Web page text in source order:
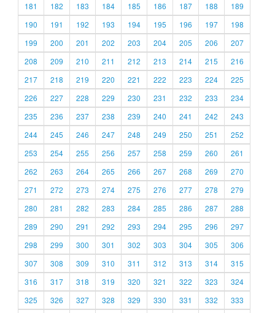
181
182 183 184 185 186 187 188
189
190
191 192 193 194 195 196 197
198
199
200 201 202 203 204 205 206
207
208
209 210 211 212 213 214 215
216
217
218 219 220 221 222 223 224
225
226
227 228 229 230 231 232 233
234
235
236 237 238 239 240 241 242
243
244
245 246 247 248 249 250 251
252
253
254 255 256 257 258 259 260
261
262
263 264 265 266 267 268 269
270
271
272 273 274 275 276 277 278
279
280
281 282 283 284 285 286 287
288
289
290 291 292 293 294 295 296
297
298
299 300 301 302 303 304 305
306
307
308 309 310 311 312 313 314
315
316
317 318 319 320 321 322 323
324
325
326 327 328 329 330 331 332 333